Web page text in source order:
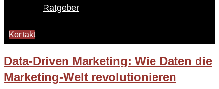
Ratgeber
Kontakt
Data-Driven Marketing: Wie Daten die
Marketing-Welt revolutionieren